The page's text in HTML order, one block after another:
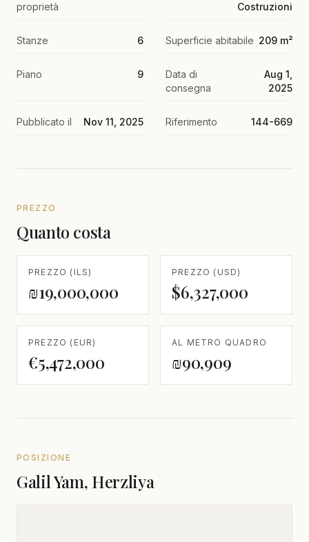
proprietà
Costruzioni
Stanze 6 Superficie abitabile 209 m²
Piano 9
Data di
consegna
Aug 1,
2025
Pubblicato il Nov 11, 2025 Riferimento 144-669
PREZZO
Quanto costa
PREZZO (ILS)
₪19,000,000
PREZZO (USD)
$6,327,000
PREZZO (EUR)
€5,472,000
AL METRO QUADRO
₪90,909
POSIZIONE
Galil Yam, Herzliya